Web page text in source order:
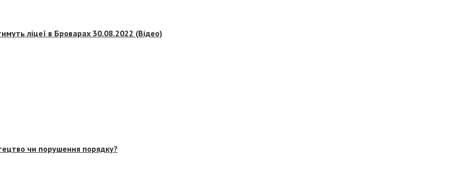
ліцеї в Броварах 30.08.2022 (Відео)
чи порушення порядку?